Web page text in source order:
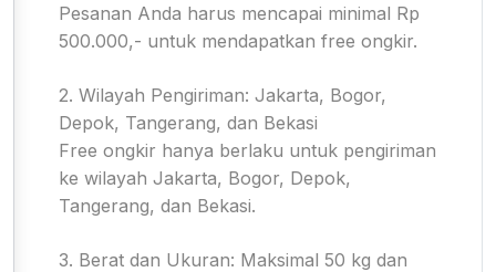
Pesanan Anda harus mencapai minimal Rp
500.000,- untuk mendapatkan free ongkir.
2. Wilayah Pengiriman: Jakarta, Bogor,
Depok, Tangerang, dan Bekasi
Free ongkir hanya berlaku untuk pengiriman
ke wilayah Jakarta, Bogor, Depok,
Tangerang, dan Bekasi.
3. Berat dan Ukuran: Maksimal 50 kg dan